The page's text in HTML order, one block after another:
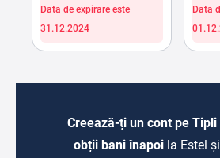
Data de expirare este
31.12.2024
Data
Creează-ți un cont pe Tipli
obții bani înapoi la Estel